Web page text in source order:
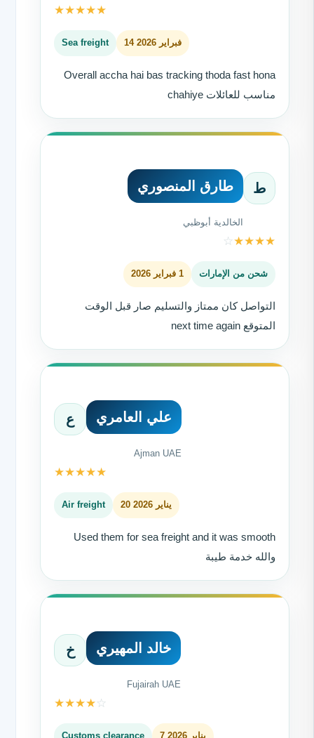
★★★★★
Sea freight 14 فبراير 2026
Overall accha hai bas tracking thoda fast hona
chahiye مناسب للعائلات
ط طارق المنصوري
الخالدية أبوظبي
★
★
★
★
☆
شحن من الإمارات 1 فبراير 2026
التواصل كان ممتاز والتسليم صار قبل الوقت
المتوقع next time again
ع علي العامري
Ajman UAE
★★★★★
Air freight 20 يناير 2026
Used them for sea freight and it was smooth
والله خدمة طيبة
خ خالد المهيري
Fujairah UAE
★★★★☆
Customs clearance 7 يناير 2026